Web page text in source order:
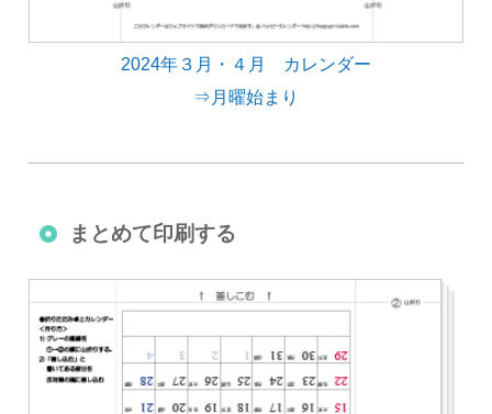
2024年３月・４月 カレンダー
⇒月曜始まり
まとめて印刷する